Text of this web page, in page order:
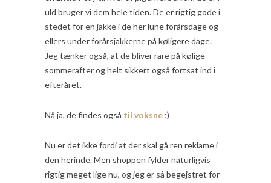
uld bruger vi dem hele tiden. De er rigtig gode i
stedet for en jakke i de her lune forårsdage og
ellers under forårsjakkerne på køligere dage.
Jeg tænker også, at de bliver rare på kølige
sommerafter og helt sikkert også fortsat ind i
efteråret.
Nå ja, de findes også til voksne ;)
Nu er det ikke fordi at der skal gå ren reklame i
den herinde. Men shoppen fylder naturligvis
rigtig meget lige nu, og jeg er så begejstret for